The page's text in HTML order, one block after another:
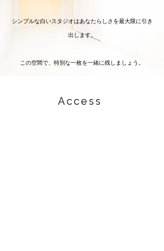
シンプルな白いスタジオはあなたらしさを最大限に引き
出します。
この空間で、特別な一枚を一緒に残しましょう。
Access